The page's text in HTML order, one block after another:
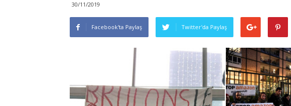
30/11/2019
Facebook'ta Paylaş Twitter'da Paylaş